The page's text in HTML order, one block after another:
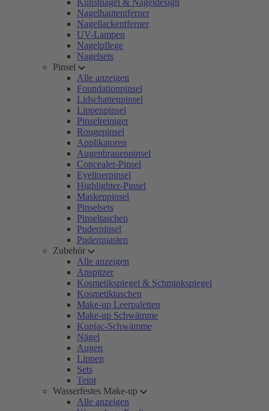
Kunstnägel & Nageldesign
Nagelhautentferner
Nagellackentferner
UV-Lampen
Nagelpflege
Nagelsets
Pinsel
Alle anzeigen
Foundationpinsel
Lidschattenpinsel
Lippenpinsel
Pinselreiniger
Rougepinsel
Applikatoren
Augenbrauenpinsel
Concealer-Pinsel
Eyelinerpinsel
Highlighter-Pinsel
Maskenpinsel
Pinselsets
Pinseltaschen
Puderpinsel
Puderquasten
Zubehör
Alle anzeigen
Anspitzer
Kosmetikspiegel & Schminkspiegel
Kosmetiktaschen
Make-up Leerpaletten
Make-up Schwämme
Konjac-Schwämme
Nägel
Augen
Lippen
Sets
Teint
Wasserfestes Make-up
Alle anzeigen